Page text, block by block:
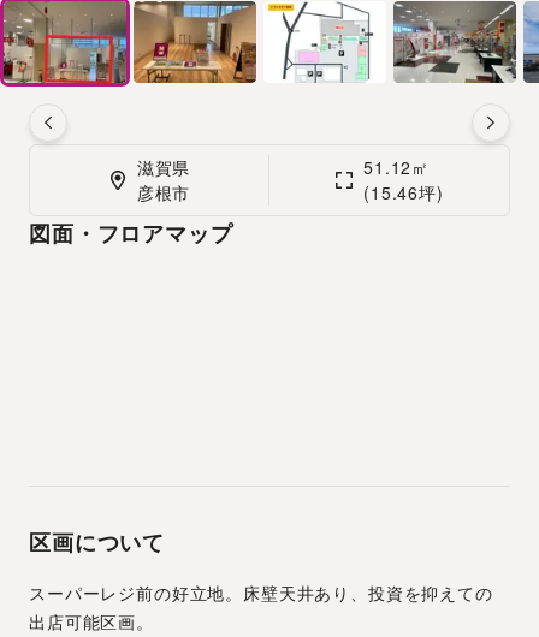
滋賀県
彦根市
51.12㎡
(15.46坪)
図面・フロアマップ
区画について
スーパーレジ前の好立地。床壁天井あり、投資を抑えての
出店可能区画。